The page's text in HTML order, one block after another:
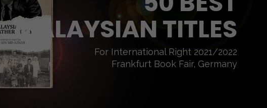
MALAYSIAN TITLES
For International Right 2021/2022
Frankfurt Book Fair, Germany